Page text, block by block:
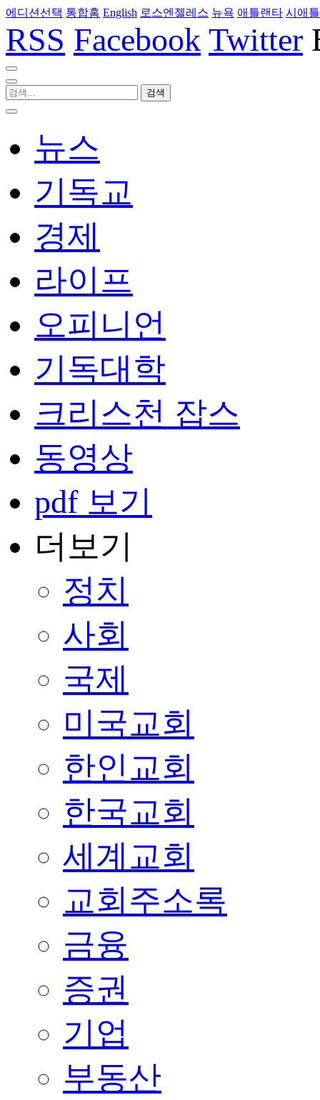
에디션선택 통합홈 English 로스엔젤레스 뉴욕 애틀랜타 시애틀
RSS Facebook Twitter
뉴스
기독교
경제
라이프
오피니언
기독대학
크리스천 잡스
동영상
pdf 보기
더보기
정치
사회
국제
미국교회
한인교회
한국교회
세계교회
교회주소록
금융
증권
기업
부동산